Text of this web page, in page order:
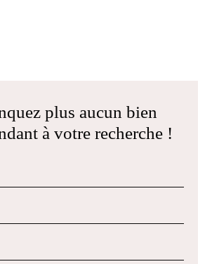
plus aucun bien
à votre recherche !